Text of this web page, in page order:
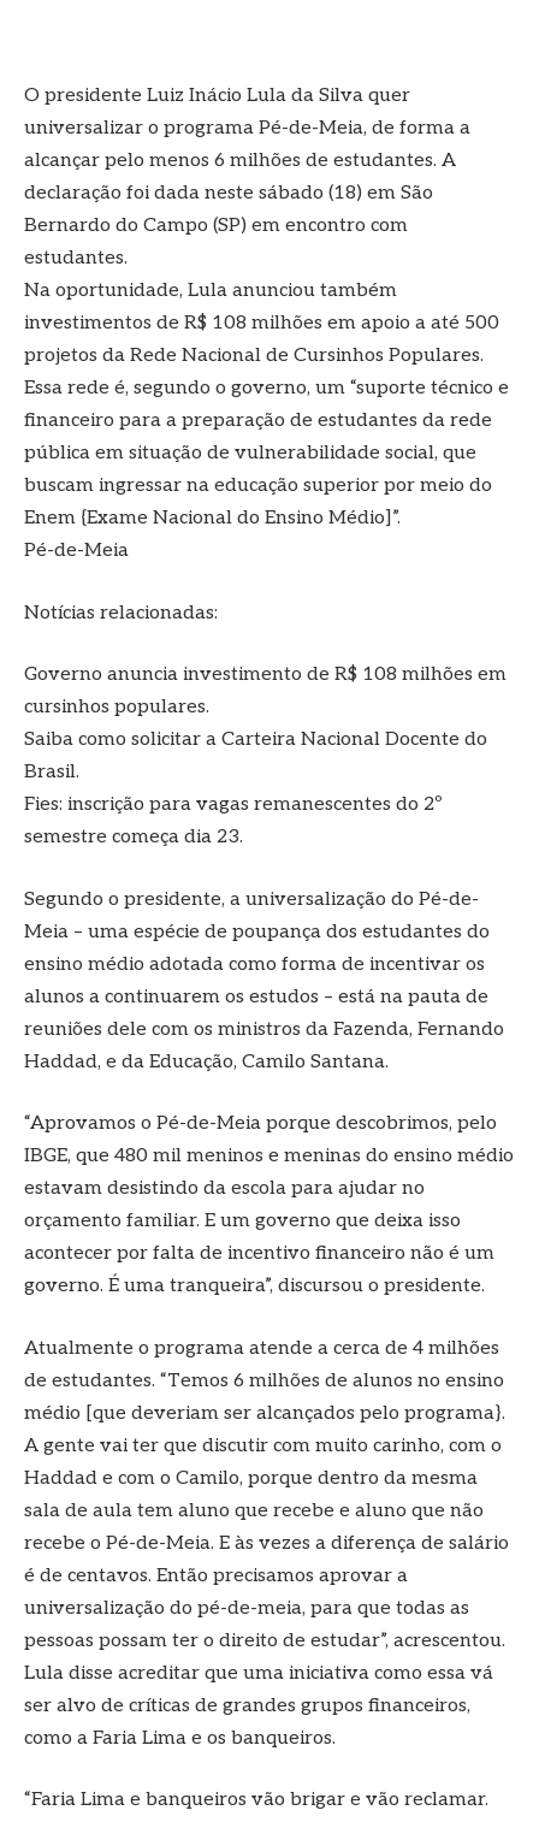
O presidente Luiz Inácio Lula da Silva quer
universalizar o programa Pé-de-Meia, de forma a
alcançar pelo menos 6 milhões de estudantes. A
declaração foi dada neste sábado (18) em São
Bernardo do Campo (SP) em encontro com
estudantes.
Na oportunidade, Lula anunciou também
investimentos de R$ 108 milhões em apoio a até 500
projetos da Rede Nacional de Cursinhos Populares.
Essa rede é, segundo o governo, um “suporte técnico e
financeiro para a preparação de estudantes da rede
pública em situação de vulnerabilidade social, que
buscam ingressar na educação superior por meio do
Enem {Exame Nacional do Ensino Médio]”.
Pé-de-Meia
Notícias relacionadas:
Governo anuncia investimento de R$ 108 milhões em
cursinhos populares.
Saiba como solicitar a Carteira Nacional Docente do
Brasil.
Fies: inscrição para vagas remanescentes do 2º
semestre começa dia 23.
Segundo o presidente, a universalização do Pé-de-
Meia – uma espécie de poupança dos estudantes do
ensino médio adotada como forma de incentivar os
alunos a continuarem os estudos – está na pauta de
reuniões dele com os ministros da Fazenda, Fernando
Haddad, e da Educação, Camilo Santana.
“Aprovamos o Pé-de-Meia porque descobrimos, pelo
IBGE, que 480 mil meninos e meninas do ensino médio
estavam desistindo da escola para ajudar no
orçamento familiar. E um governo que deixa isso
acontecer por falta de incentivo financeiro não é um
governo. É uma tranqueira”, discursou o presidente.
Atualmente o programa atende a cerca de 4 milhões
de estudantes. “Temos 6 milhões de alunos no ensino
médio [que deveriam ser alcançados pelo programa}.
A gente vai ter que discutir com muito carinho, com o
Haddad e com o Camilo, porque dentro da mesma
sala de aula tem aluno que recebe e aluno que não
recebe o Pé-de-Meia. E às vezes a diferença de salário
é de centavos. Então precisamos aprovar a
universalização do pé-de-meia, para que todas as
pessoas possam ter o direito de estudar”, acrescentou.
Lula disse acreditar que uma iniciativa como essa vá
ser alvo de críticas de grandes grupos financeiros,
como a Faria Lima e os banqueiros.
“Faria Lima e banqueiros vão brigar e vão reclamar.